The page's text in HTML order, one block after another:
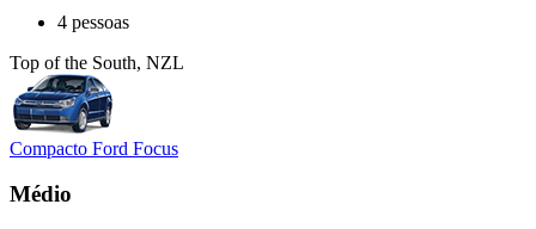
4 pessoas
Top of the South, NZL
Compacto Ford Focus
Médio